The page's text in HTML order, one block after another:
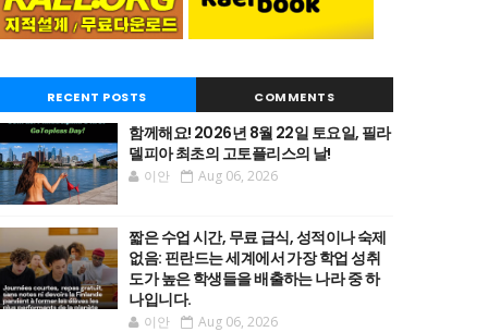
RECENT POSTS COMMENTS
함께해요! 2026년 8월 22일 토요일, 필라
델피아 최초의 고토플리스의 날!
이안 Aug 06, 2026
짧은 수업 시간, 무료 급식, 성적이나 숙제
없음: 핀란드는 세계에서 가장 학업 성취
도가 높은 학생들을 배출하는 나라 중 하
나입니다.
이안 Aug 06, 2026